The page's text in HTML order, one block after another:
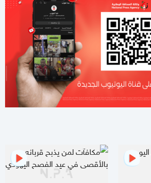
يُواصل عدوانه على قلنديا
من ملامح اتفاق غزة
يوفد ديرمر إلى واشنطن لتخفيف التوتر مع